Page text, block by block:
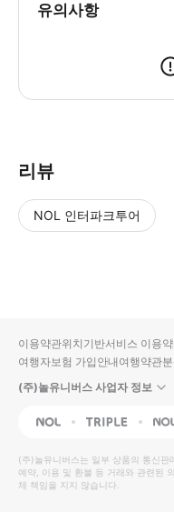
유의사항
리뷰
NOL 인터파크투어
입니
다.
높
은
순
동
영
상
순
상
이용약관위치기반서비스 이용
여행자보험 가입안내여행약관
(주)놀유니버스 사업자 정보
NOL Triple
(주)놀유니버스는 일부 상품의 통신판
예약, 이용 및 환불 등 거래와 관련된
체 책임을 지지 않습니다.